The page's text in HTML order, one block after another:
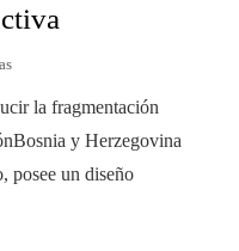
la fragmentación
y Herzegovina
posee un diseño